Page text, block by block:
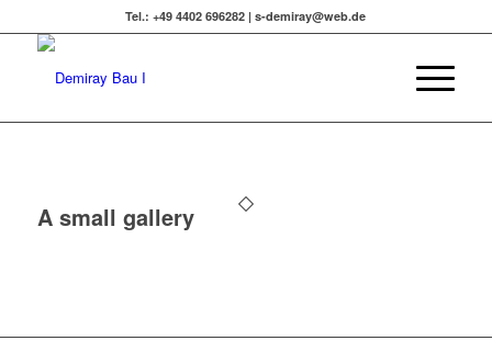
Tel.: +49 4402 696282 | s-demiray@web.de
A small gallery